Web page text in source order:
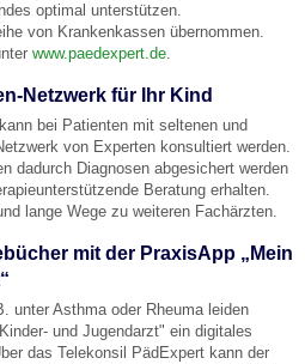
optimal unterstützen.
von Krankenkassen übernommen.
www.paedexpert.de.
Netzwerk für Ihr Kind
bei Patienten mit seltenen und
von Experten konsultiert werden.
dadurch Diagnosen abgesichert werden
Beratung erhalten.
lange Wege zu weiteren Fachärzten.
mit der PraxisApp „Mein
unter Asthma oder Rheuma leiden
und Jugendarzt" ein digitales
das Telekonsil PädExpert kann der